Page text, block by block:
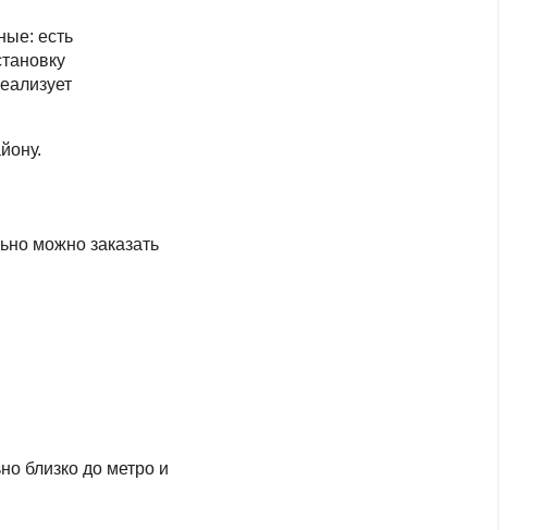
есть
можно заказать
близко до метро и